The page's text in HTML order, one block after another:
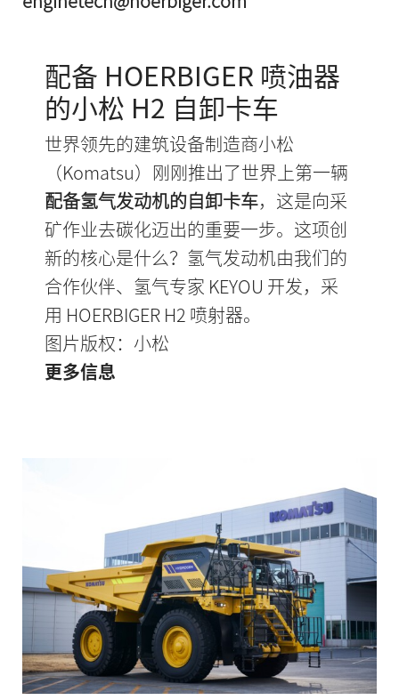
配备 HOERBIGER 喷油器
的小松 H2 自卸卡车
世界领先的建筑设备制造商小松
（Komatsu）刚刚推出了世界上第一辆
配备氢气发动机的自卸卡车，这是向采
矿作业去碳化迈出的重要一步。这项创
新的核心是什么？氢气发动机由我们的
合作伙伴、氢气专家 KEYOU 开发，采
用 HOERBIGER H2 喷射器。
图片版权：小松
更多信息